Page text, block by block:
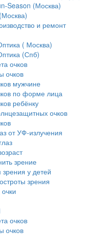
Season (Москва)
и ремонт
( Москва)
(Спб)
очков
очков
мужчине
по форме лица
ребёнку
очков
от УФ-излучения
зрение
зрения у детей
зрения
очков
очков